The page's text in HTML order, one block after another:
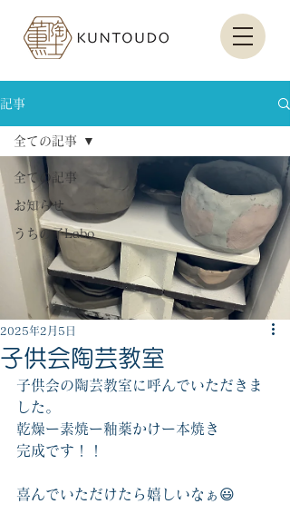
記事
全ての記事
お知らせ
うちの子Labo
全ての記事
子供会陶芸教室
2025年2月5日
子供会の陶芸教室に呼んでいただきま
した。
乾燥ー素焼ー釉薬かけー本焼き
完成です！！
喜んでいただけたら嬉しいなぁ😃